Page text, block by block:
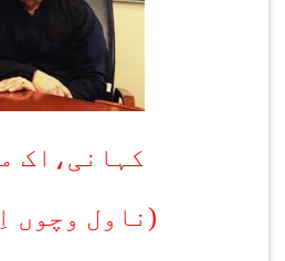
کہانی،اک
(ناول وچوں